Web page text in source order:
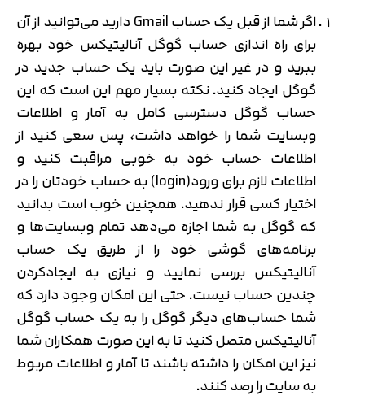
اگر شما از قبل یک حساب Gmail دارید می‌توانید از آن
برای راه اندازی حساب گوگل آنالیتیکس خود بهره
ببرید و در غیر این صورت باید یک حساب جدید در
گوگل ایجاد کنید. نکته بسیار مهم این است که این
حساب گوگل دسترسی کامل به آمار و اطلاعات
وبسایت شما را خواهد داشت، پس سعی کنید از
اطلاعات حساب خود به خوبی مراقبت کنید و
اطلاعات لازم برای ورود(login) به حساب خودتان را در
اختیار کسی قرار ندهید. همچنین خوب است بدانید
که گوگل به شما اجازه می‌دهد تمام وبسایت‌ها و
برنامه‌های گوشی خود را از طریق یک حساب
آنالیتیکس بررسی نمایید و نیازی به ایجادکردن
چندین حساب نیست. حتی این امکان وجود دارد که
شما حساب‌های دیگر گوگل را به یک حساب گوگل
آنالیتیکس متصل کنید تا به این صورت همکاران شما
نیز این امکان را داشته باشند تا آمار و اطلاعات مربوط
به سایت را رصد کنند.